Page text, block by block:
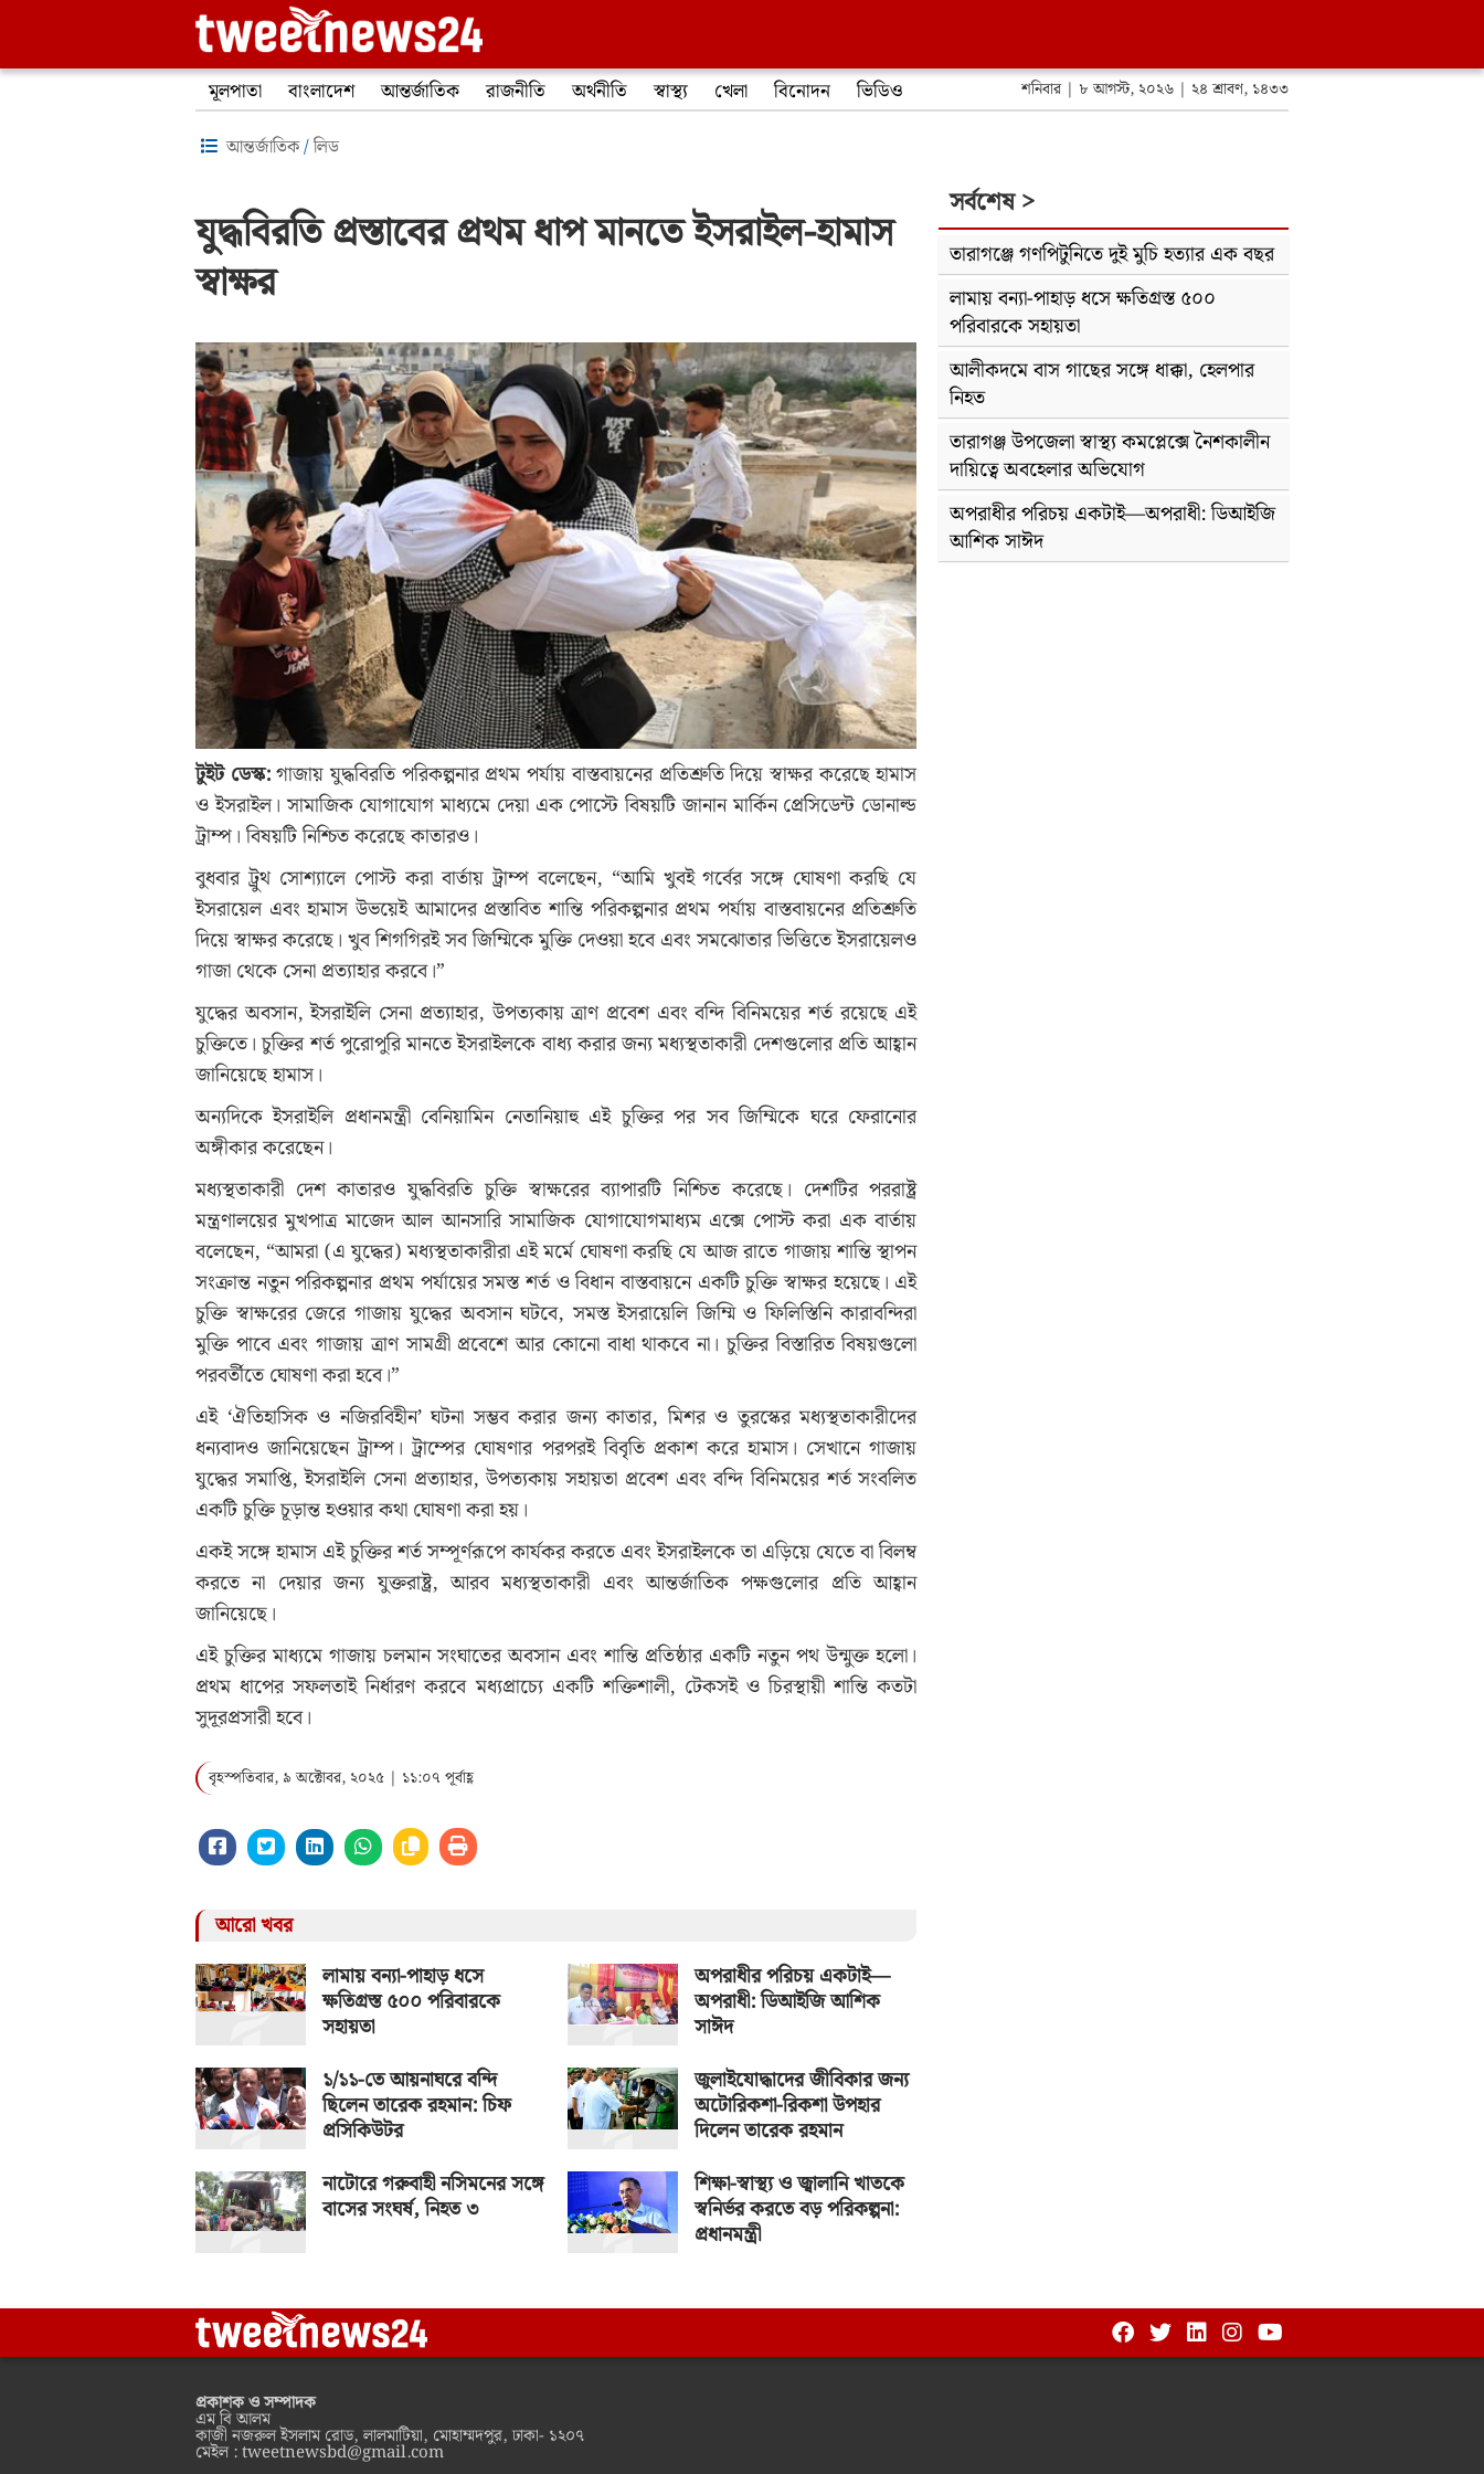
মূলপাতা বাংলাদেশ আন্তর্জাতিক রাজনীতি অর্থনীতি স্বাস্থ্য খেলা বিনোদন ভিডিও শনিবার | ৮ আগস্ট, ২০২৬ | ২৪ শ্রাবণ, ১৪৩৩
আন্তর্জাতিক/লিড
যুদ্ধবিরতি প্রস্তাবের প্রথম ধাপ মানতে ইসরাইল-হামাস
স্বাক্ষর
টুইট ডেস্ক:গাজায় যুদ্ধবিরতি পরিকল্পনার প্রথম পর্যায় বাস্তবায়নের প্রতিশ্রুতি দিয়ে স্বাক্ষর করেছে হামাস
ও ইসরাইল। সামাজিক যোগাযোগ মাধ্যমে দেয়া এক পোস্টে বিষয়টি জানান মার্কিন প্রেসিডেন্ট ডোনাল্ড
ট্রাম্প। বিষয়টি নিশ্চিত করেছে কাতারও।
বুধবার ট্রুথ সোশ্যালে পোস্ট করা বার্তায় ট্রাম্প বলেছেন, “আমি খুবই গর্বের সঙ্গে ঘোষণা করছি যে
ইসরায়েল এবং হামাস উভয়েই আমাদের প্রস্তাবিত শান্তি পরিকল্পনার প্রথম পর্যায় বাস্তবায়নের প্রতিশ্রুতি
দিয়ে স্বাক্ষর করেছে। খুব শিগগিরই সব জিম্মিকে মুক্তি দেওয়া হবে এবং সমঝোতার ভিত্তিতে ইসরায়েলও
গাজা থেকে সেনা প্রত্যাহার করবে।”
যুদ্ধের অবসান, ইসরাইলি সেনা প্রত্যাহার, উপত্যকায় ত্রাণ প্রবেশ এবং বন্দি বিনিময়ের শর্ত রয়েছে এই
চুক্তিতে। চুক্তির শর্ত পুরোপুরি মানতে ইসরাইলকে বাধ্য করার জন্য মধ্যস্থতাকারী দেশগুলোর প্রতি আহ্বান
জানিয়েছে হামাস।
অন্যদিকে ইসরাইলি প্রধানমন্ত্রী বেনিয়ামিন নেতানিয়াহু এই চুক্তির পর সব জিম্মিকে ঘরে ফেরানোর
অঙ্গীকার করেছেন।
মধ্যস্থতাকারী দেশ কাতারও যুদ্ধবিরতি চুক্তি স্বাক্ষরের ব্যাপারটি নিশ্চিত করেছে। দেশটির পররাষ্ট্র
মন্ত্রণালয়ের মুখপাত্র মাজেদ আল আনসারি সামাজিক যোগাযোগমাধ্যম এক্সে পোস্ট করা এক বার্তায়
বলেছেন, “আমরা (এ যুদ্ধের) মধ্যস্থতাকারীরা এই মর্মে ঘোষণা করছি যে আজ রাতে গাজায় শান্তি স্থাপন
সংক্রান্ত নতুন পরিকল্পনার প্রথম পর্যায়ের সমস্ত শর্ত ও বিধান বাস্তবায়নে একটি চুক্তি স্বাক্ষর হয়েছে। এই
চুক্তি স্বাক্ষরের জেরে গাজায় যুদ্ধের অবসান ঘটবে, সমস্ত ইসরায়েলি জিম্মি ও ফিলিস্তিনি কারাবন্দিরা
মুক্তি পাবে এবং গাজায় ত্রাণ সামগ্রী প্রবেশে আর কোনো বাধা থাকবে না। চুক্তির বিস্তারিত বিষয়গুলো
পরবর্তীতে ঘোষণা করা হবে।”
এই ‘ঐতিহাসিক ও নজিরবিহীন’ ঘটনা সম্ভব করার জন্য কাতার, মিশর ও তুরস্কের মধ্যস্থতাকারীদের
ধন্যবাদও জানিয়েছেন ট্রাম্প। ট্রাম্পের ঘোষণার পরপরই বিবৃতি প্রকাশ করে হামাস। সেখানে গাজায়
যুদ্ধের সমাপ্তি, ইসরাইলি সেনা প্রত্যাহার, উপত্যকায় সহায়তা প্রবেশ এবং বন্দি বিনিময়ের শর্ত সংবলিত
একটি চুক্তি চূড়ান্ত হওয়ার কথা ঘোষণা করা হয়।
একই সঙ্গে হামাস এই চুক্তির শর্ত সম্পূর্ণরূপে কার্যকর করতে এবং ইসরাইলকে তা এড়িয়ে যেতে বা বিলম্ব
করতে না দেয়ার জন্য যুক্তরাষ্ট্র, আরব মধ্যস্থতাকারী এবং আন্তর্জাতিক পক্ষগুলোর প্রতি আহ্বান
জানিয়েছে।
এই চুক্তির মাধ্যমে গাজায় চলমান সংঘাতের অবসান এবং শান্তি প্রতিষ্ঠার একটি নতুন পথ উন্মুক্ত হলো।
প্রথম ধাপের সফলতাই নির্ধারণ করবে মধ্যপ্রাচ্যে একটি শক্তিশালী, টেকসই ও চিরস্থায়ী শান্তি কতটা
সুদূরপ্রসারী হবে।
বৃহস্পতিবার, ৯ অক্টোবর, ২০২৫ | ১১:০৭ পূর্বাহ্ণ
আরো খবর
লামায় বন্যা-পাহাড় ধসে
ক্ষতিগ্রস্ত ৫০০ পরিবারকে
সহায়তা
অপরাধীর পরিচয় একটাই—
অপরাধী: ডিআইজি আশিক
সাঈদ
১/১১-তে আয়নাঘরে বন্দি
ছিলেন তারেক রহমান: চিফ
প্রসিকিউটর
জুলাইযোদ্ধাদের জীবিকার জন্য
অটোরিকশা-রিকশা উপহার
দিলেন তারেক রহমান
নাটোরে গরুবাহী নসিমনের সঙ্গে
বাসের সংঘর্ষ, নিহত ৩
শিক্ষা-স্বাস্থ্য ও জ্বালানি খাতকে
স্বনির্ভর করতে বড় পরিকল্পনা:
প্রধানমন্ত্রী
সর্বশেষ >
তারাগঞ্জে গণপিটুনিতে দুই মুচি হত্যার এক বছর
লামায় বন্যা-পাহাড় ধসে ক্ষতিগ্রস্ত ৫০০
পরিবারকে সহায়তা
আলীকদমে বাস গাছের সঙ্গে ধাক্কা, হেলপার
নিহত
তারাগঞ্জ উপজেলা স্বাস্থ্য কমপ্লেক্সে নৈশকালীন
দায়িত্বে অবহেলার অভিযোগ
অপরাধীর পরিচয় একটাই—অপরাধী: ডিআইজি
আশিক সাঈদ
প্রকাশক ও সম্পাদক
এম বি আলম
কাজী নজরুল ইসলাম রোড, লালমাটিয়া, মোহাম্মদপুর, ঢাকা- ১২০৭
মেইল :tweetnewsbd@gmail.com